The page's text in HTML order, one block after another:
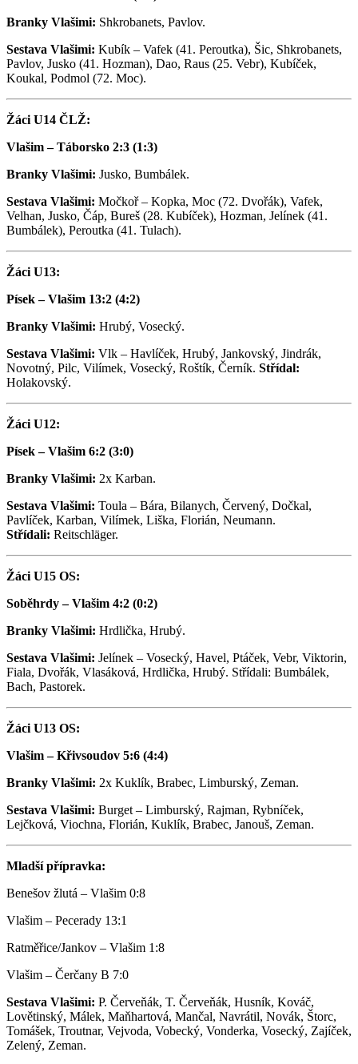
Branky Vlašimi: Shkrobanets, Pavlov.
Sestava Vlašimi: Kubík – Vafek (41. Peroutka), Šic, Shkrobanets,
Pavlov, Jusko (41. Hozman), Dao, Raus (25. Vebr), Kubíček,
Koukal, Podmol (72. Moc).
Žáci U14 ČLŽ:
Vlašim – Táborsko 2:3 (1:3)
Branky Vlašimi: Jusko, Bumbálek.
Sestava Vlašimi: Močkoř – Kopka, Moc (72. Dvořák), Vafek,
Velhan, Jusko, Čáp, Bureš (28. Kubíček), Hozman, Jelínek (41.
Bumbálek), Peroutka (41. Tulach).
Žáci U13:
Písek – Vlašim 13:2 (4:2)
Branky Vlašimi: Hrubý, Vosecký.
Sestava Vlašimi: Vlk – Havlíček, Hrubý, Jankovský, Jindrák,
Novotný, Pilc, Vilímek, Vosecký, Roštík, Černík. Střídal:
Holakovský.
Žáci U12:
Písek – Vlašim 6:2 (3:0)
Branky Vlašimi: 2x Karban.
Sestava Vlašimi: Toula – Bára, Bilanych, Červený, Dočkal,
Pavlíček, Karban, Vilímek, Liška, Florián, Neumann.
Střídali: Reitschläger.
Žáci U15 OS:
Soběhrdy – Vlašim 4:2 (0:2)
Branky Vlašimi: Hrdlička, Hrubý.
Sestava Vlašimi: Jelínek – Vosecký, Havel, Ptáček, Vebr, Viktorin,
Fiala, Dvořák, Vlasáková, Hrdlička, Hrubý. Střídali: Bumbálek,
Bach, Pastorek.
Žáci U13 OS:
Vlašim – Křivsoudov 5:6 (4:4)
Branky Vlašimi: 2x Kuklík, Brabec, Limburský, Zeman.
Sestava Vlašimi: Burget – Limburský, Rajman, Rybníček,
Lejčková, Viochna, Florián, Kuklík, Brabec, Janouš, Zeman.
Mladší přípravka:
Benešov žlutá – Vlašim 0:8
Vlašim – Pecerady 13:1
Ratměřice/Jankov – Vlašim 1:8
Vlašim – Čerčany B 7:0
Sestava Vlašimi: P. Červeňák, T. Červeňák, Husník, Kováč,
Lovětinský, Málek, Maňhartová, Mančal, Navrátil, Novák, Štorc,
Tomášek, Troutnar, Vejvoda, Vobecký, Vonderka, Vosecký, Zajíček,
Zelený, Zeman.